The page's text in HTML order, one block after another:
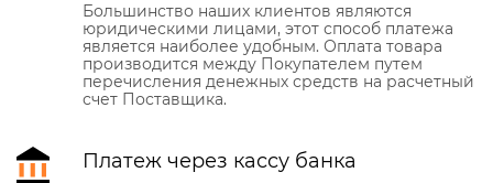
Большинство наших клиентов являются
юридическими лицами, этот способ платежа
является наиболее удобным. Оплата товара
производится между Покупателем путем
перечисления денежных средств на расчетный
счет Поставщика.
Платеж через кассу банка